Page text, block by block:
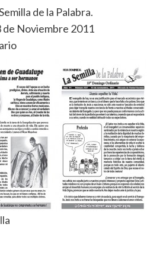
de la Palabra.
de Noviembre 2011